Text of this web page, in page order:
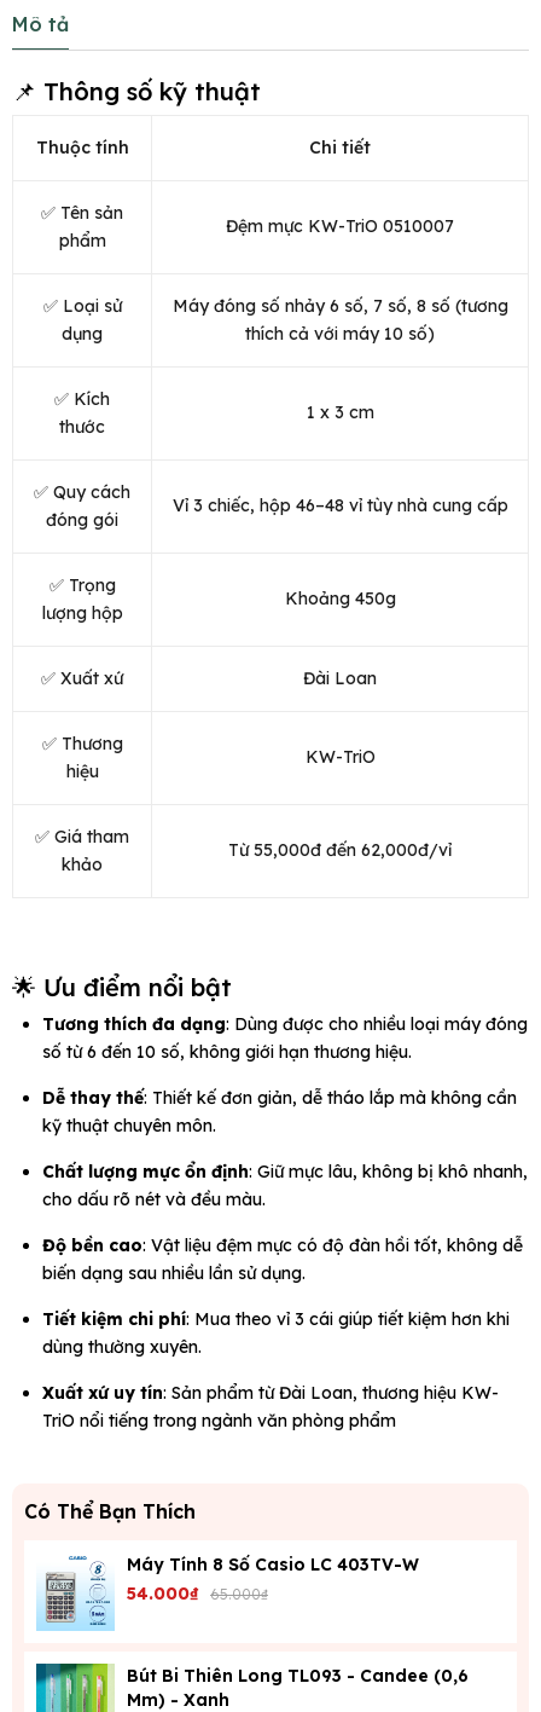
Mô tả
📌 Thông số kỹ thuật
Thuộc tính Chi tiết
✅ Tên sản
phẩm
Đệm mực KW-TriO 0510007
✅ Loại sử
dụng
Máy đóng số nhảy 6 số, 7 số, 8 số (tương
thích cả với máy 10 số)
✅ Kích
thước
1 x 3 cm
✅ Quy cách
đóng gói
Vỉ 3 chiếc, hộp 46–48 vỉ tùy nhà cung cấp
✅ Trọng
lượng hộp
Khoảng 450g
✅ Xuất xứ Đài Loan
✅ Thương
hiệu
KW-TriO
✅ Giá tham
khảo
Từ 55,000đ đến 62,000đ/vỉ
🌟 Ưu điểm nổi bật
Tương thích đa dạng: Dùng được cho nhiều loại máy đóng
số từ 6 đến 10 số, không giới hạn thương hiệu.
Dễ thay thế: Thiết kế đơn giản, dễ tháo lắp mà không cần
kỹ thuật chuyên môn.
Chất lượng mực ổn định: Giữ mực lâu, không bị khô nhanh,
cho dấu rõ nét và đều màu.
Độ bền cao: Vật liệu đệm mực có độ đàn hồi tốt, không dễ
biến dạng sau nhiều lần sử dụng.
Tiết kiệm chi phí: Mua theo vỉ 3 cái giúp tiết kiệm hơn khi
dùng thường xuyên.
Xuất xứ uy tín: Sản phẩm từ Đài Loan, thương hiệu KW-
TriO nổi tiếng trong ngành văn phòng phẩm
Có Thể Bạn Thích
Máy Tính 8 Số Casio LC 403TV-W
54.000₫ 65.000₫
Bút Bi Thiên Long TL093 - Candee (0,6
Mm) - Xanh